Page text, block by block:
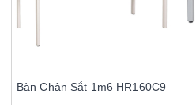
Bàn Chân Sắt 1m6 HR160C9